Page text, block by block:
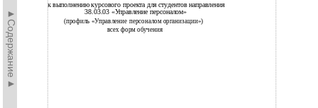
►Содержание►
к выполнению курсового проекта для студентов направления
38.03.03 «Управление персоналом»
(профиль «Управление персоналом организации»)
всех форм обучения